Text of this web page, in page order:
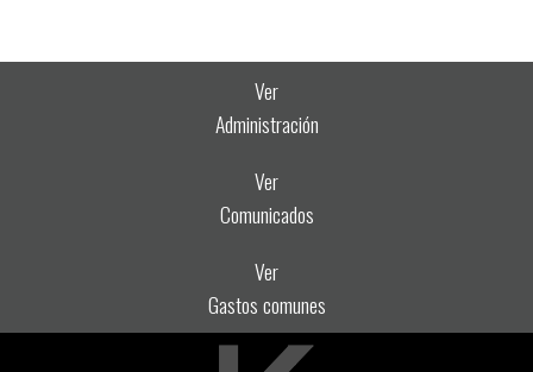
Ver
Administración
Ver
Comunicados
Ver
Gastos comunes